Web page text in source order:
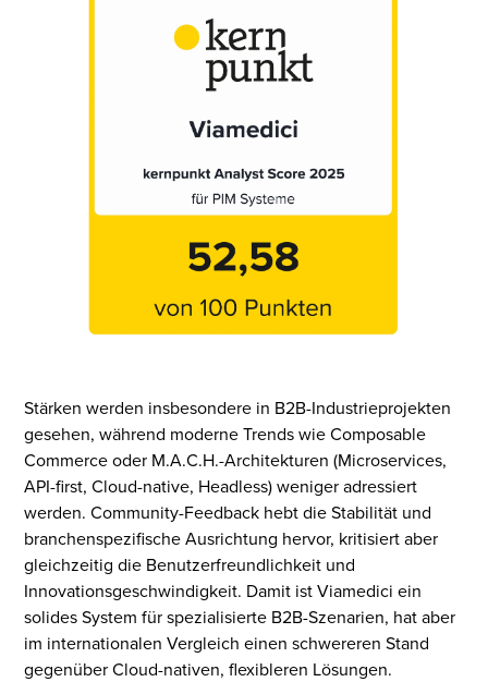
Stärken werden insbesondere in B2B-Industrieprojekten
gesehen, während moderne Trends wie Composable
Commerce oder M.A.C.H.-Architekturen (Microservices,
API-first, Cloud-native, Headless) weniger adressiert
werden. Community-Feedback hebt die Stabilität und
branchenspezifische Ausrichtung hervor, kritisiert aber
gleichzeitig die Benutzerfreundlichkeit und
Innovationsgeschwindigkeit. Damit ist Viamedici ein
solides System für spezialisierte B2B-Szenarien, hat aber
im internationalen Vergleich einen schwereren Stand
gegenüber Cloud-nativen, flexibleren Lösungen.